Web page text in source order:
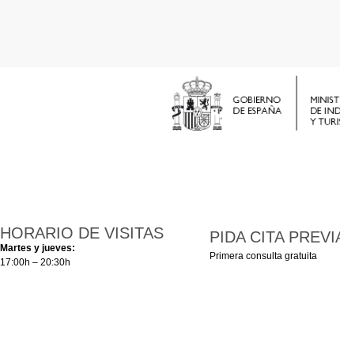
HORARIO DE VISITAS
Martes y jueves:
17:00h – 20:30h
PIDA CITA
Primera consulta gratuita